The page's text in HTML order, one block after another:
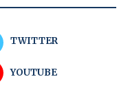
TWITTER
YOUTUBE